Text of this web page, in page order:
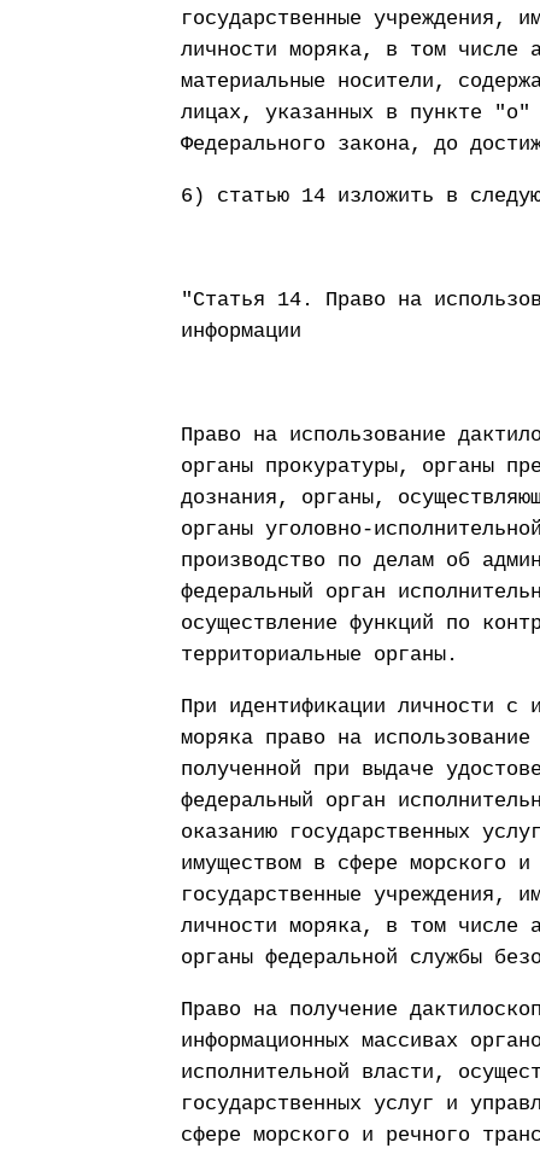
государственные учреждения,
личности моряка, в том числе
материальные носители,
лицах, указанных в пункте "о"
Федерального закона, до
6) статью 14 изложить в
"Статья 14. Право на
информации
Право на использование
органы прокуратуры, органы
дознания, органы,
органы уголовно-
производство по делам об
федеральный орган
осуществление функций по
территориальные органы.
При идентификации личности с
моряка право на
полученной при выдаче
федеральный орган
оказанию государственных
имуществом в сфере морского
государственные учреждения,
личности моряка, в том числе
органы федеральной службы
Право на получение
информационных массивах
исполнительной власти,
государственных услуг и
сфере морского и речного